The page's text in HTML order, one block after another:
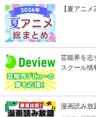
【夏アニ
芸能界を志
スクール情
漫画読み放